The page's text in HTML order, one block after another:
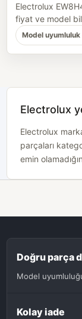
Electrolux
fiyat ve model
Model
Electrolux
Electrolux
parçaları
emin
Doğru parça
Model
Kolay iade